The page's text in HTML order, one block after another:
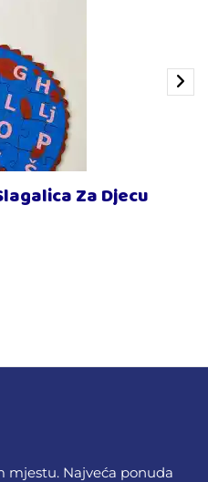
Za Djecu
mjestu. Najveća ponuda